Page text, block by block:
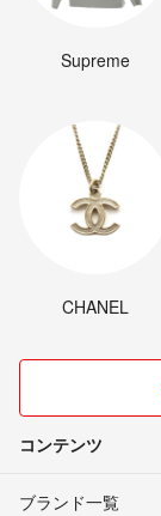
Supreme
CHANEL
コンテンツ
ブランド一覧